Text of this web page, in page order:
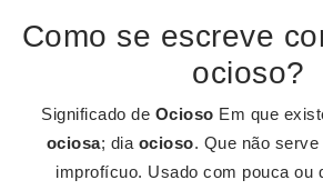
Como se escreve
ocioso?
Significado de Ocioso Em que
ociosa; dia ocioso. Que não
improfícuo. Usado com pouca ou